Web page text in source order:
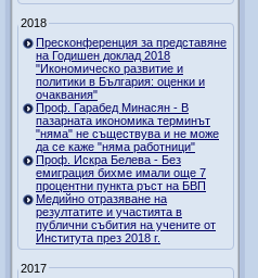
2018
Пресконференция за представяне
на Годишен доклад 2018
"Икономическо развитие и
политики в България: оценки и
очаквания"
Проф. Гарабед Минасян - В
пазарната икономика терминът
"няма" не съществува и не може
да се каже "няма работници"
Проф. Искра Белева - Без
емиграция бихме имали още 7
процентни пункта ръст на БВП
Медийно отразяване на
резултатите и участията в
публични събития на учените от
Института през 2018 г.
2017